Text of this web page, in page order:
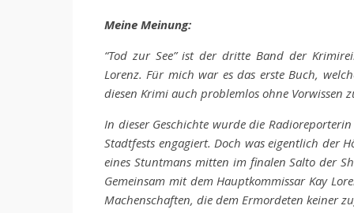
Meine Meinung:
“Tod zur See” ist der dritte Band der
Lorenz. Für mich war es das erste Buch,
diesen Krimi auch problemlos ohne Vorwissen
In dieser Geschichte wurde die
Stadtfests engagiert. Doch was eigentlich der
eines Stuntmans mitten im finalen Salto der
Gemeinsam mit dem Hauptkommissar Kay
Machenschaften, die dem Ermordeten keiner